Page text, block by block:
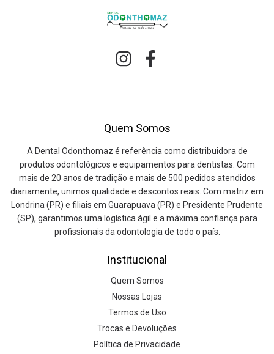
Quem Somos
A Dental Odonthomaz é referência como distribuidora de
produtos odontológicos e equipamentos para dentistas. Com
mais de 20 anos de tradição e mais de 500 pedidos atendidos
diariamente, unimos qualidade e descontos reais. Com matriz em
Londrina (PR) e filiais em Guarapuava (PR) e Presidente Prudente
(SP), garantimos uma logística ágil e a máxima confiança para
profissionais da odontologia de todo o país.
Institucional
Quem Somos
Nossas Lojas
Termos de Uso
Trocas e Devoluções
Política de Privacidade